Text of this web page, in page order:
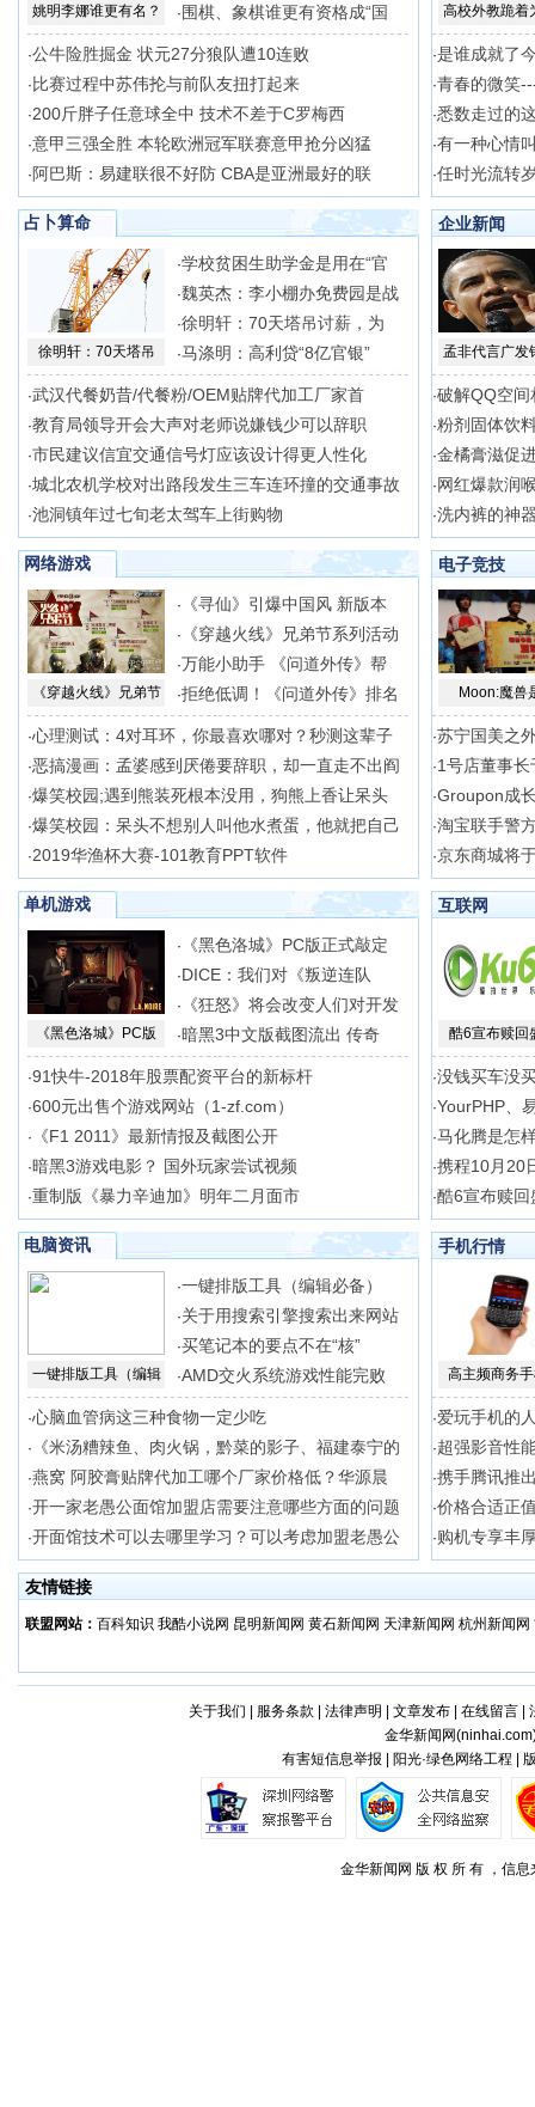
姚明李娜谁更有名？ · 围棋、象棋谁更有资格成“国
·公牛险胜掘金 状元27分狼队遭10连败
· 比赛过程中苏伟抡与前队友扭打起来
·200斤胖子任意球全中 技术不差于C罗梅西
·意甲三强全胜 本轮欧洲冠军联赛意甲抢分凶猛
· 阿巴斯：易建联很不好防 CBA是亚洲最好的联
高校外教跪着
·是谁成就了
·青春的微笑
·悉数走过的
·有一种心情
·任时光流转
占卜算命
徐明轩：70天塔吊
·学校贫困生助学金是用在“官
·魏英杰：李小棚办免费园是战
·徐明轩：70天塔吊讨薪，为
·马涤明：高利贷“8亿官银”
·武汉代餐奶昔/代餐粉/OEM贴牌代加工厂家首
·教育局领导开会大声对老师说嫌钱少可以辞职
·市民建议信宜交通信号灯应该设计得更人性化
·城北农机学校对出路段发生三车连环撞的交通事故
·池洞镇年过七旬老太驾车上街购物
企业新闻
孟非代言广发
·破解QQ空
·粉剂固体饮
·金橘膏滋促
·网红爆款润
·洗内裤的神
网络游戏
《穿越火线》兄弟节
· 《寻仙》引爆中国风 新版本
· 《穿越火线》兄弟节系列活动
·万能小助手 《问道外传》帮
·拒绝低调！《问道外传》排名
·心理测试：4对耳环，你最喜欢哪对？秒测这辈子
·恶搞漫画：孟婆感到厌倦要辞职，却一直走不出阎
·爆笑校园;遇到熊装死根本没用，狗熊上香让呆头
·爆笑校园：呆头不想别人叫他水煮蛋，他就把自己
·2019华渔杯大赛-101教育PPT软件
电子竞技
Moon:魔兽
·苏宁国美之
·1号店董事
·Groupon成
·淘宝联手警
·京东商城将
单机游戏
《黑色洛城》PC版
· 《黑色洛城》PC版正式敲定
·DICE：我们对《叛逆连队
· 《狂怒》将会改变人们对开发
·暗黑3中文版截图流出 传奇
·91快牛-2018年股票配资平台的新标杆
·600元出售个游戏网站（1-zf.com）
· 《F1 2011》最新情报及截图公开
·暗黑3游戏电影？ 国外玩家尝试视频
·重制版《暴力辛迪加》明年二月面市
互联网
酷6宣布赎回
·没钱买车没
·YourPHP、
·马化腾是怎
·携程10月20
·酷6宣布赎
电脑资讯
一键排版工具（编辑
·一键排版工具（编辑必备）
·关于用搜索引擎搜索出来网站
·买笔记本的要点不在“核”
·AMD交火系统游戏性能完败
·心脑血管病这三种食物一定少吃
· 《米汤糟辣鱼、肉火锅，黔菜的影子、福建泰宁的
·燕窝 阿胶膏贴牌代加工哪个厂家价格低？华源晨
·开一家老愚公面馆加盟店需要注意哪些方面的问题
·开面馆技术可以去哪里学习？可以考虑加盟老愚公
手机行情
高主频商务
·爱玩手机的
·超强影音性
·携手腾讯推
·价格合适正
·购机专享丰
友情链接
联盟网站： 百科知识 我酷小说网 昆明新闻网 黄石新闻网 天津新闻网 杭州新闻网
关于我们 服务条款 法律声明 文章发布| 在线留言|
金华新闻网(ninhai.com
有害短信息举报 | 阳光·绿色网络工程 |
金华新闻网 版 权 所 有 ，信